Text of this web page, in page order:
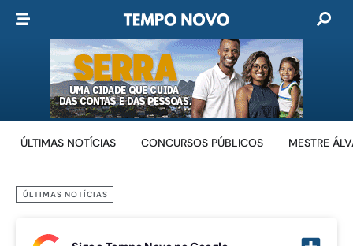
ÚLTIMAS NOTÍCIAS CONCURSOS PÚBLICOS MESTRE
ÚLTIMAS NOTÍCIAS